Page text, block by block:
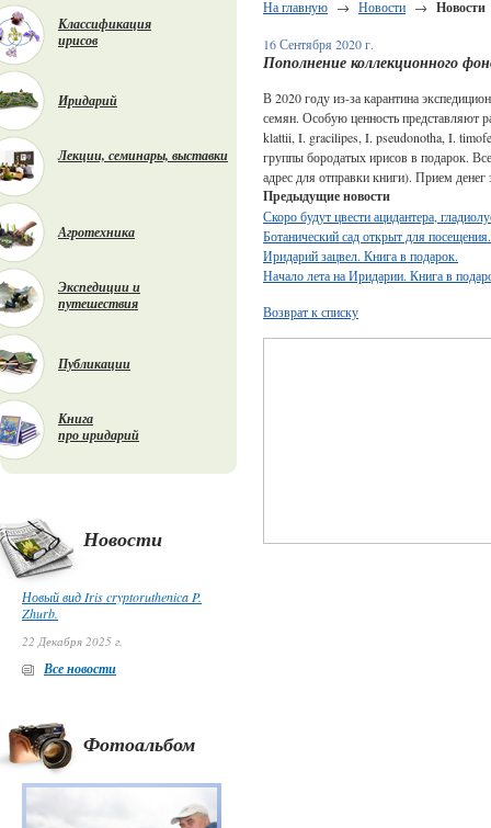
Классификация
ирисов
Иридарий
Лекции, семинары, выставки
Агротехника
Экспедиции и
путешествия
Публикации
Книга
про иридарий
Новости
Новый вид Iris cryptoruthenica P.
Zhurb.
22 Декабря 2025 г.
Все новости
Фотоальбом
На главную → Новости → Новости
16 Сентября 2020 г.
Пополнение коллекционного
В 2020 году из-за карантина
семян. Особую ценность представляют
klattii, I. gracilipes, I. pseudonotha, I.
группы бородатых ирисов в подарок.
адрес для отправки книги). Прием
Предыдущие новости
Скоро будут цвести ацидантера,
Ботанический сад открыт для
Иридарий зацвел. Книга в подарок.
Начало лета на Иридарии. Книга в
Возврат к списку